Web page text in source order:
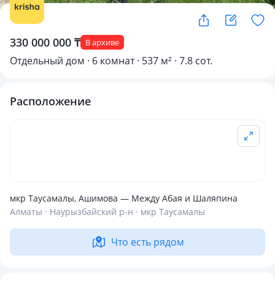
330 000 000 ₸ В архиве
Отдельный дом · 6 комнат · 537 м² · 7.8 сот.
Расположение
мкр Таусамалы, Ашимова — Между Абая и Шаляпина
Алматы · Наурызбайский р-н · мкр Таусамалы
Что есть рядом